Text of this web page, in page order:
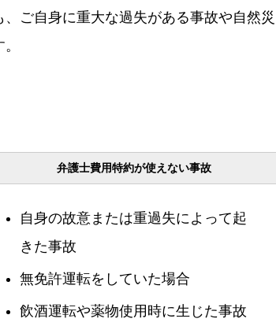
ご自身に重大な過失がある事故や自然災
弁護士費用特約が使えない事故
自身の故意または重過失によって起
きた事故
無免許運転をしていた場合
飲酒運転や薬物使用時に生じた事故